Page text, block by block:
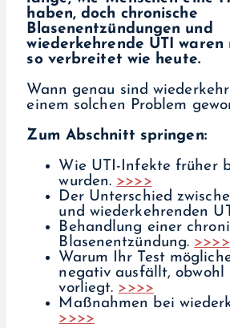
haben, doch chronische
Blasenentzündungen und
wiederkehrende UTI
so verbreitet wie heute.
Wann genau sind
einem solchen Problem
Zum Abschnitt springen:
Wie UTI-Infekte früher
wurden. >>>>
Der Unterschied
und wiederkehrenden
Behandlung einer
Blasenentzündung. >>>>
Warum Ihr Test
negativ ausfällt, obwohl
vorliegt. >>>>
Maßnahmen bei
>>>>